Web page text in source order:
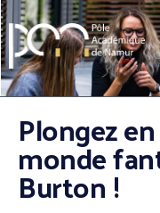
Plongez
monde
Burton !